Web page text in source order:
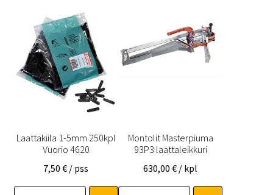
Laattakiila 1-5mm 250kpl
Vuorio 4620
7,50€ / pss
Montolit Masterpiuma
93P3 laattaleikkuri
630,00€ / kpl